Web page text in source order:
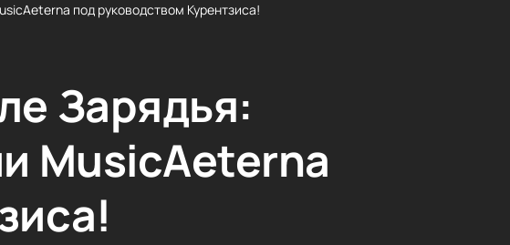
под руководством Курентзиса!
Зарядья:
MusicAeterna